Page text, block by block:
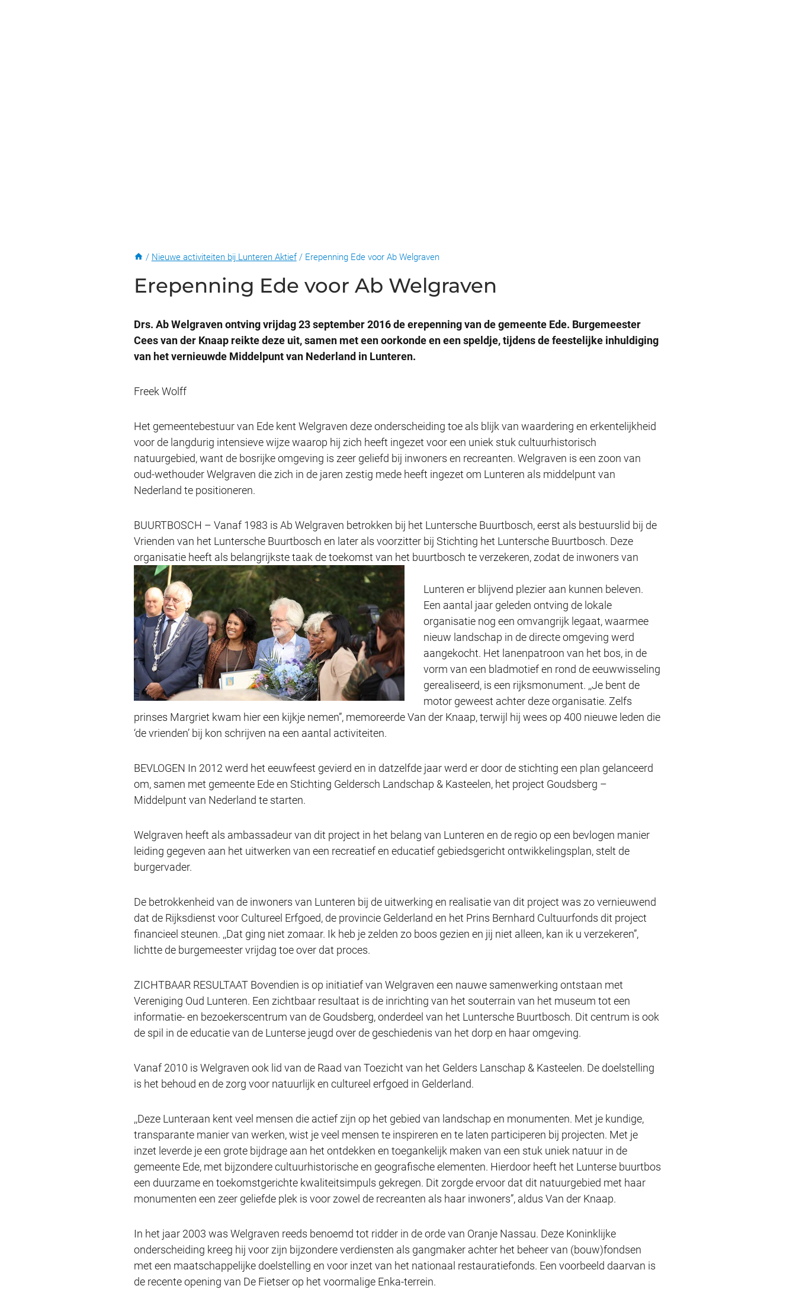
/ Nieuwe activiteiten bij Lunteren Aktief / Erepenning Ede voor Ab Welgraven
Erepenning Ede voor Ab Welgraven
Drs. Ab Welgraven ontving vrijdag 23 september 2016 de erepenning van de gemeente Ede. Burgemeester
Cees van der Knaap reikte deze uit, samen met een oorkonde en een speldje, tijdens de feestelijke inhuldiging
van het vernieuwde Middelpunt van Nederland in Lunteren.
Freek Wolff
Het gemeentebestuur van Ede kent Welgraven deze onderscheiding toe als blijk van waardering en erkentelijkheid
voor de langdurig intensieve wijze waarop hij zich heeft ingezet voor een uniek stuk cultuurhistorisch
natuurgebied, want de bosrijke omgeving is zeer geliefd bij inwoners en recreanten. Welgraven is een zoon van
oud-wethouder Welgraven die zich in de jaren zestig mede heeft ingezet om Lunteren als middelpunt van
Nederland te positioneren.
BUURTBOSCH – Vanaf 1983 is Ab Welgraven betrokken bij het Luntersche Buurtbosch, eerst als bestuurslid bij de
Vrienden van het Luntersche Buurtbosch en later als voorzitter bij Stichting het Luntersche Buurtbosch. Deze
organisatie heeft als belangrijkste taak de toekomst van het buurtbosch te verzekeren, zodat de inwoners van
Lunteren er blijvend plezier aan kunnen beleven.
Een aantal jaar geleden ontving de lokale
organisatie nog een omvangrijk legaat, waarmee
nieuw landschap in de directe omgeving werd
aangekocht. Het lanenpatroon van het bos, in de
vorm van een bladmotief en rond de eeuwwisseling
gerealiseerd, is een rijksmonument. ,,Je bent de
motor geweest achter deze organisatie. Zelfs
prinses Margriet kwam hier een kijkje nemen”, memoreerde Van der Knaap, terwijl hij wees op 400 nieuwe leden die
‘de vrienden’ bij kon schrijven na een aantal activiteiten.
BEVLOGEN In 2012 werd het eeuwfeest gevierd en in datzelfde jaar werd er door de stichting een plan gelanceerd
om, samen met gemeente Ede en Stichting Geldersch Landschap & Kasteelen, het project Goudsberg –
Middelpunt van Nederland te starten.
Welgraven heeft als ambassadeur van dit project in het belang van Lunteren en de regio op een bevlogen manier
leiding gegeven aan het uitwerken van een recreatief en educatief gebiedsgericht ontwikkelingsplan, stelt de
burgervader.
De betrokkenheid van de inwoners van Lunteren bij de uitwerking en realisatie van dit project was zo vernieuwend
dat de Rijksdienst voor Cultureel Erfgoed, de provincie Gelderland en het Prins Bernhard Cultuurfonds dit project
financieel steunen. ,,Dat ging niet zomaar. Ik heb je zelden zo boos gezien en jij niet alleen, kan ik u verzekeren”,
lichtte de burgemeester vrijdag toe over dat proces.
ZICHTBAAR RESULTAAT Bovendien is op initiatief van Welgraven een nauwe samenwerking ontstaan met
Vereniging Oud Lunteren. Een zichtbaar resultaat is de inrichting van het souterrain van het museum tot een
informatie- en bezoekerscentrum van de Goudsberg, onderdeel van het Luntersche Buurtbosch. Dit centrum is ook
de spil in de educatie van de Lunterse jeugd over de geschiedenis van het dorp en haar omgeving.
Vanaf 2010 is Welgraven ook lid van de Raad van Toezicht van het Gelders Lanschap & Kasteelen. De doelstelling
is het behoud en de zorg voor natuurlijk en cultureel erfgoed in Gelderland.
,,Deze Lunteraan kent veel mensen die actief zijn op het gebied van landschap en monumenten. Met je kundige,
transparante manier van werken, wist je veel mensen te inspireren en te laten participeren bij projecten. Met je
inzet leverde je een grote bijdrage aan het ontdekken en toegankelijk maken van een stuk uniek natuur in de
gemeente Ede, met bijzondere cultuurhistorische en geografische elementen. Hierdoor heeft het Lunterse buurtbos
een duurzame en toekomstgerichte kwaliteitsimpuls gekregen. Dit zorgde ervoor dat dit natuurgebied met haar
monumenten een zeer geliefde plek is voor zowel de recreanten als haar inwoners”, aldus Van der Knaap.
In het jaar 2003 was Welgraven reeds benoemd tot ridder in de orde van Oranje Nassau. Deze Koninklijke
onderscheiding kreeg hij voor zijn bijzondere verdiensten als gangmaker achter het beheer van (bouw)fondsen
met een maatschappelijke doelstelling en voor inzet van het nationaal restauratiefonds. Een voorbeeld daarvan is
de recente opening van De Fietser op het voormalige Enka-terrein.